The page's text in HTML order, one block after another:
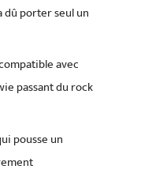
dû porter seul un
avec
passant du rock
pousse un